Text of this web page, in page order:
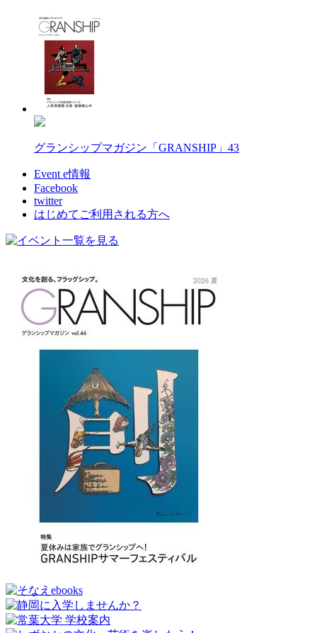
グランシップマガジン「GRANSHIP」43
Event e情報
Facebook
twitter
はじめてご利用される方へ